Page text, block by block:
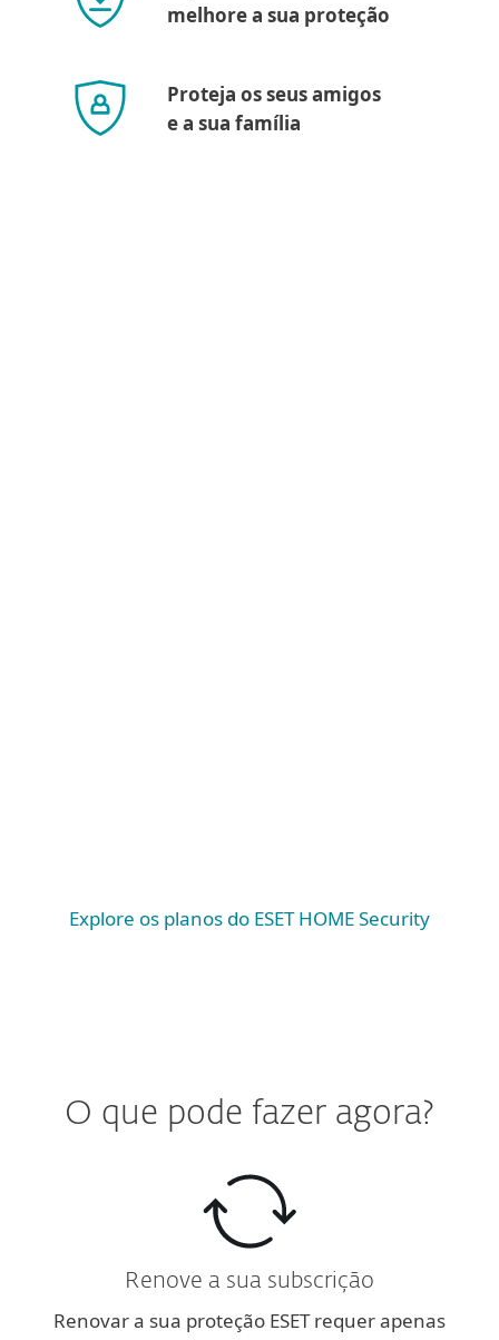
melhore a sua proteção
Proteja os seus amigos
e a sua família
Explore os planos do ESET HOME Security
O que pode fazer agora?
Renove a sua subscrição
Renovar a sua proteção ESET requer apenas